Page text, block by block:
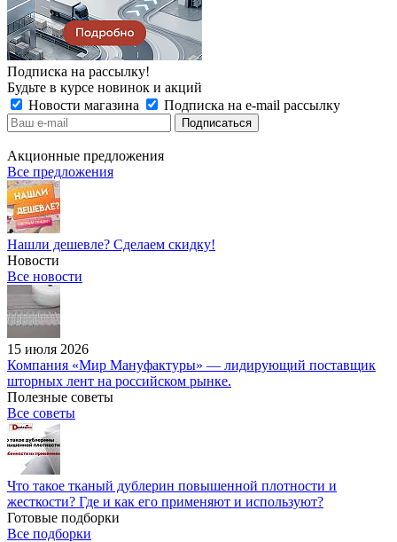
Подписка на рассылку!
Будьте в курсе новинок и акций
Новости магазина
Подписка на e-mail рассылку
Акционные предложения
Все предложения
Нашли дешевле? Сделаем скидку!
Новости
Все новости
15 июля 2026
Компания «Мир Мануфактуры» — лидирующий поставщик
шторных лент на российском рынке.
Полезные советы
Все советы
Что такое тканый дублерин повышенной плотности и
жесткости? Где и как его применяют и используют?
Готовые подборки
Все подборки